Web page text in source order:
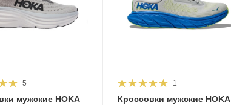
5
мужские HOKA
1
Кроссовки мужские HOKA